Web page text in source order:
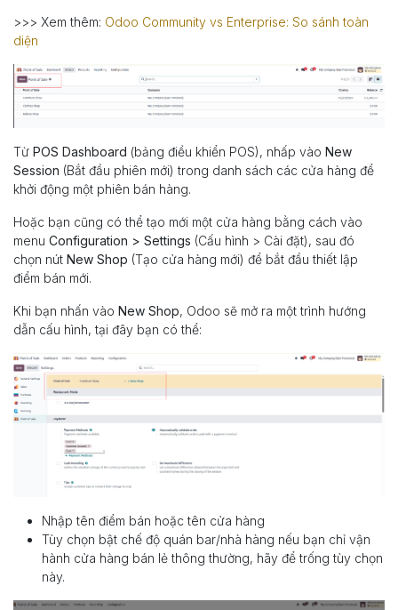
>>> Xem thêm: Odoo Community vs Enterprise: So sánh toàn
diện
Từ POS Dashboard (bảng điều khiển POS), nhấp vào New
Session (Bắt đầu phiên mới) trong danh sách các cửa hàng để
khởi động một phiên bán hàng.
Hoặc bạn cũng có thể tạo mới một cửa hàng bằng cách vào
menu Configuration > Settings (Cấu hình > Cài đặt), sau đó
chọn nút New Shop (Tạo cửa hàng mới) để bắt đầu thiết lập
điểm bán mới.
Khi bạn nhấn vào New Shop, Odoo sẽ mở ra một trình hướng
dẫn cấu hình, tại đây bạn có thể:
Nhập tên điểm bán hoặc tên cửa hàng
Tùy chọn bật chế độ quán bar/nhà hàng nếu bạn chỉ vận
hành cửa hàng bán lẻ thông thường, hãy để trống tùy chọn
này.